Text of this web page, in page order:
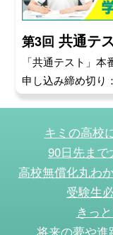
ィングス、ワ
市）、東京海
社、日本政策
食マネジメン
アイリスオーヤ
ボトラーズジ
スケット、伊
ート・マネジ
グローバル教
オリックス、
ジャパン、ソ
グリット、ロ
第3回 共通テ
「共通テスト」本
申し込み締め切り
キミの高校
90日先ま
高校無償化丸わ
受験生
きっ